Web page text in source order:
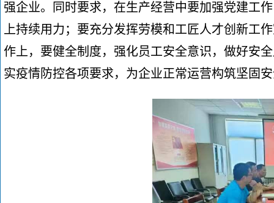
强企业。同时要求，在生产经营中要加强党建工
上持续用力；要充分发挥劳模和工匠人才创新工
作上，要健全制度，强化员工安全意识，做好安
实疫情防控各项要求，为企业正常运营构筑坚固